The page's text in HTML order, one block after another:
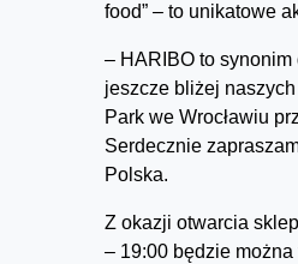
food” – to unikatowe
– HARIBO to
jeszcze bliżej
Park we Wrocławiu
Serdecznie
Polska.
Z okazji otwarcia
– 19:00 będzie można